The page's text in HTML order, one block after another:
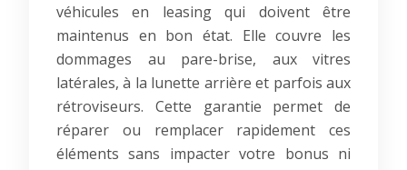
véhicules en leasing qui doivent être
maintenus en bon état. Elle couvre les
dommages au pare-brise, aux vitres
latérales, à la lunette arrière et parfois aux
rétroviseurs. Cette garantie permet de
réparer ou remplacer rapidement ces
éléments sans impacter votre bonus ni